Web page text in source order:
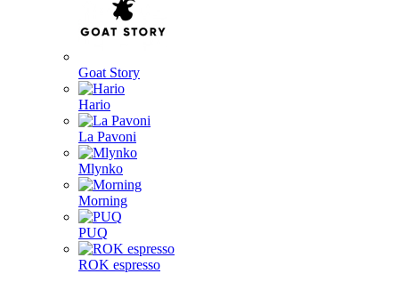
Goat Story
Hario
La Pavoni
Mlynko
Morning
PUQ
ROK espresso